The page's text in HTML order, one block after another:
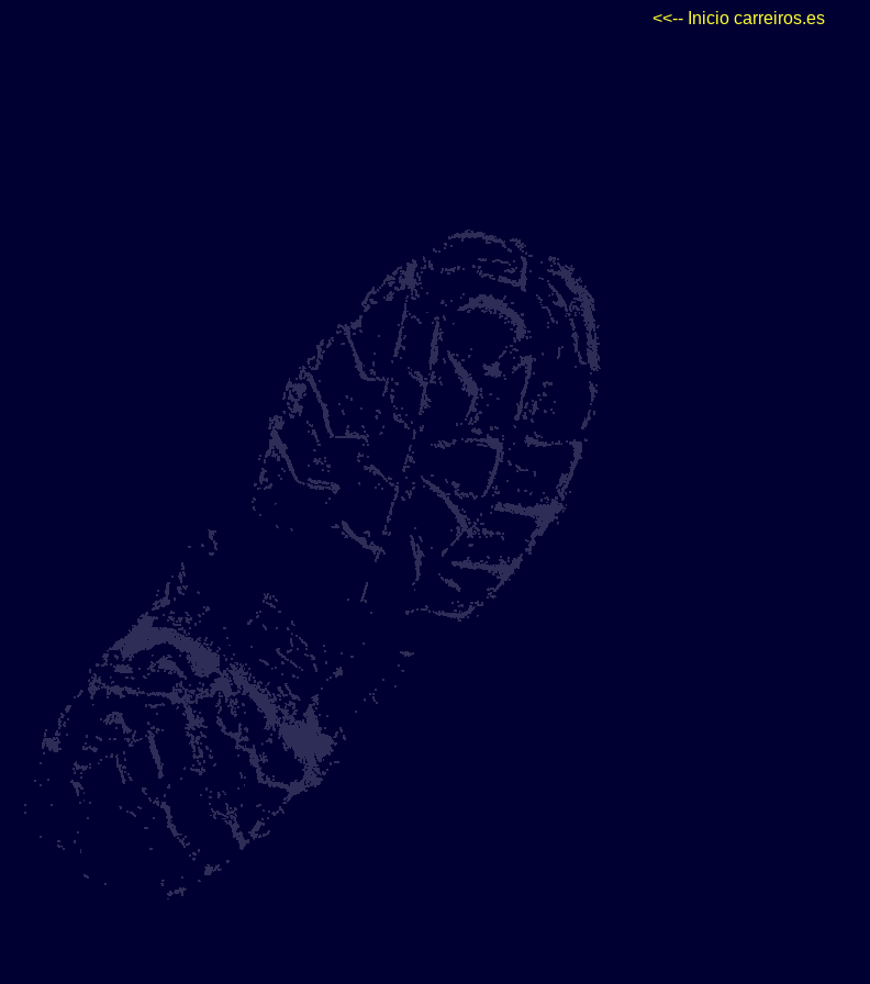
<<-- Inicio carreiros.es